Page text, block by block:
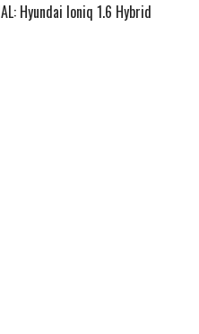
Hyundai Ioniq 1.6 Hybrid